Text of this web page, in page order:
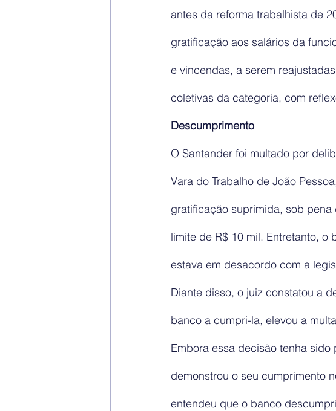
antes da reforma trabalhista de
gratificação aos salários da
e vincendas, a serem
coletivas da categoria, com
Descumprimento
O Santander foi multado por
Vara do Trabalho de João
gratificação suprimida, sob
limite de R$ 10 mil. Entretanto,
estava em desacordo com a
Diante disso, o juiz constatou a
banco a cumpri-la, elevou a
Embora essa decisão tenha
demonstrou o seu cumprimento
entendeu que o banco